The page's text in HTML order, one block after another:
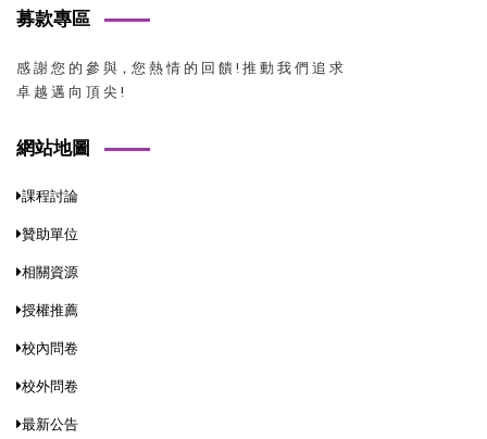
募款專區
感 謝 您 的 參 與，您 熱 情 的 回 饋 ! 推 動 我 們 追 求
卓 越 邁 向 頂 尖 !
網站地圖
課程討論
贊助單位
相關資源
授權推薦
校內問卷
校外問卷
最新公告